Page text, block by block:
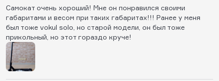
Самокат очень хороший! Мне он понравился своими
габаритами и весом при таких габаритах!!! Ранее у меня
был тоже vokul solo, но старой модели, он был тоже
прикольный, но этот гораздо круче!